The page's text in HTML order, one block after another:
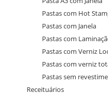
Pastas com Hot
Pastas com Janela
Pastas com
Pastas com Verniz
Pastas com verniz
Pastas sem
Receituários